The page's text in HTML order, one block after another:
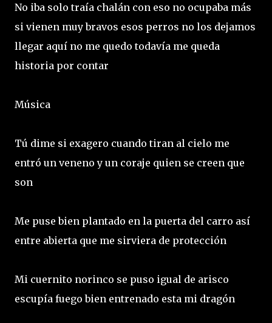
No iba solo traía chalán con eso no ocupaba más
si vienen muy bravos esos perros no los dejamos
llegar aquí no me quedo todavía me queda
historia por contar
Música
Tú dime si exagero cuando tiran al cielo me
entró un veneno y un coraje quien se creen que
son
Me puse bien plantado en la puerta del carro así
entre abierta que me sirviera de protección
Mi cuernito norinco se puso igual de arisco
escupía fuego bien entrenado esta mi dragón